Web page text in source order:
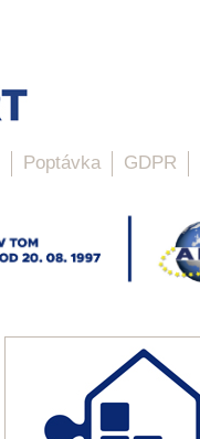
Poptávka GDPR